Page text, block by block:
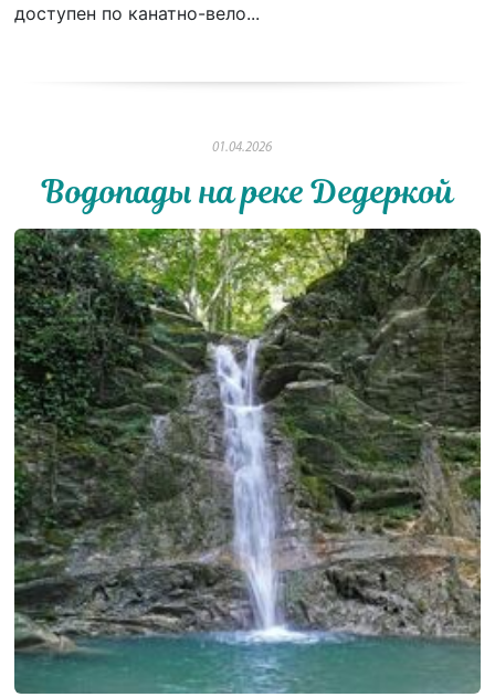
доступен по канатно-вело...
01.04.2026
Водопады на реке Дедеркой